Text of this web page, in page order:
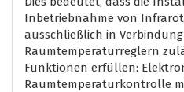
Inbetriebnahme von
ausschließlich in
Raumtemperaturreglern
Funktionen erfüllen:
Raumtemperaturkontrolle